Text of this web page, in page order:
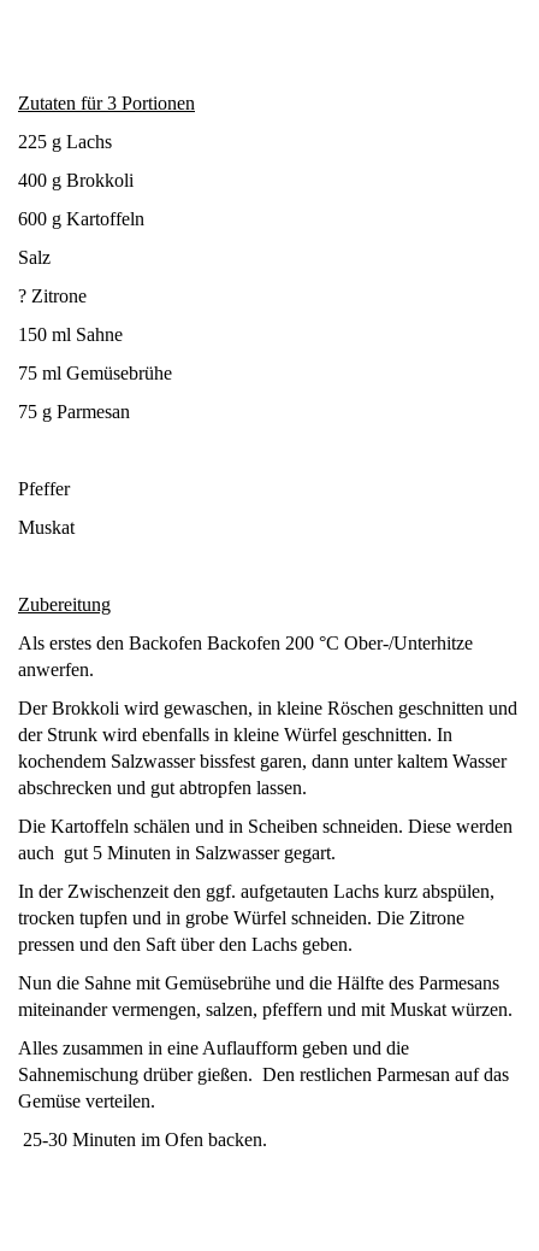
Zutaten für 3 Portionen
225 g Lachs
400 g Brokkoli
600 g Kartoffeln
Salz
? Zitrone
150 ml Sahne
75 ml Gemüsebrühe
75 g Parmesan
Pfeffer
Muskat
Zubereitung
Als erstes den Backofen Backofen 200 °C Ober-/Unterhitze
anwerfen.
Der Brokkoli wird gewaschen, in kleine Röschen geschnitten und
der Strunk wird ebenfalls in kleine Würfel geschnitten. In
kochendem Salzwasser bissfest garen, dann unter kaltem Wasser
abschrecken und gut abtropfen lassen.
Die Kartoffeln schälen und in Scheiben schneiden. Diese werden
auch gut 5 Minuten in Salzwasser gegart.
In der Zwischenzeit den ggf. aufgetauten Lachs kurz abspülen,
trocken tupfen und in grobe Würfel schneiden. Die Zitrone
pressen und den Saft über den Lachs geben.
Nun die Sahne mit Gemüsebrühe und die Hälfte des Parmesans
miteinander vermengen, salzen, pfeffern und mit Muskat würzen.
Alles zusammen in eine Auflaufform geben und die
Sahnemischung drüber gießen. Den restlichen Parmesan auf das
Gemüse verteilen.
25-30 Minuten im Ofen backen.